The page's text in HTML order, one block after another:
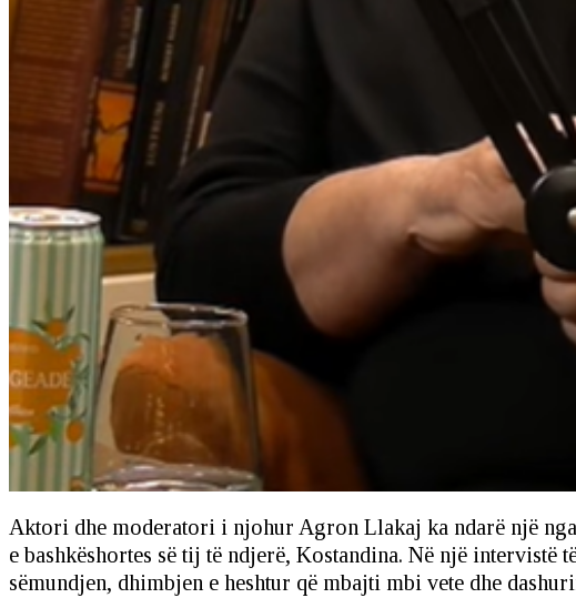
Aktori dhe moderatori i njohur Agron Llakaj ka ndarë një
e bashkëshortes së tij të ndjerë, Kostandina. Në një
sëmundjen, dhimbjen e heshtur që mbajti mbi vete dhe